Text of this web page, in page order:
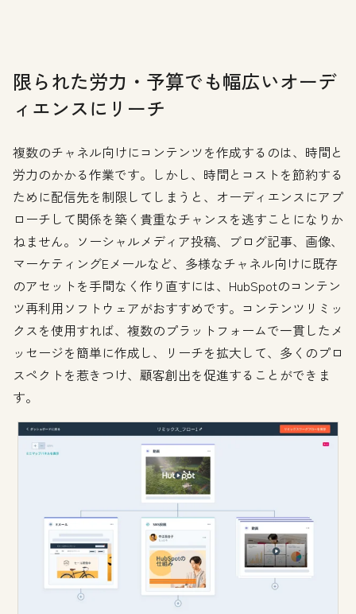
限られた労力・予算でも幅広いオーデ
ィエンスにリーチ
複数のチャネル向けにコンテンツを作成するのは、時間と
労力のかかる作業です。しかし、時間とコストを節約する
ために配信先を制限してしまうと、オーディエンスにアプ
ローチして関係を築く貴重なチャンスを逃すことになりか
ねません。ソーシャルメディア投稿、ブログ記事、画像、
マーケティングEメールなど、多様なチャネル向けに既存
のアセットを手間なく作り直すには、HubSpotのコンテン
ツ再利用ソフトウェアがおすすめです。コンテンツリミッ
クスを使用すれば、複数のプラットフォームで一貫したメ
ッセージを簡単に作成し、リーチを拡大して、多くのプロ
スペクトを惹きつけ、顧客創出を促進することができま
す。